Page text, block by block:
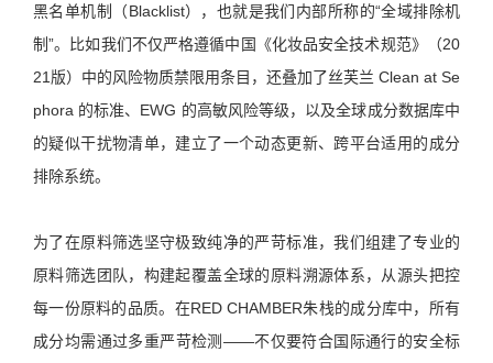
黑名单机制（Blacklist），也就是我们内部所称的“全域排除机
制”。比如我们不仅严格遵循中国《化妆品安全技术规范》（20
21版）中的风险物质禁限用条目，还叠加了丝芙兰 Clean at Se
phora 的标准、EWG 的高敏风险等级，以及全球成分数据库中
的疑似干扰物清单，建立了一个动态更新、跨平台适用的成分
排除系统。
为了在原料筛选坚守极致纯净的严苛标准，我们组建了专业的
原料筛选团队，构建起覆盖全球的原料溯源体系，从源头把控
每一份原料的品质。在RED CHAMBER朱栈的成分库中，所有
成分均需通过多重严苛检测——不仅要符合国际通行的安全标